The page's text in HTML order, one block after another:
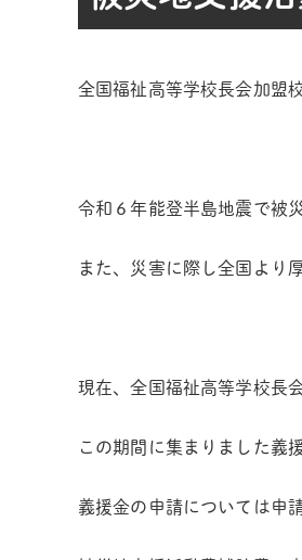
全国福祉高等学校長会加盟
令和６年能登半島地震で被
また、災害に際し全国より
現在、全国福祉高等学校長
この期間に集まりました義
義援金の申請については申